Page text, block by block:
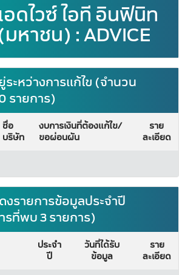
ดไวซ์ ไอที อินฟินิท
หาชน) : ADVICE
ะหว่างการแก้ไข (จำนวน
รายการ)
ชื่อ
บริษัท
งบการเงินที่ต้องแก้ไข/
ขอผ่อนผัน
ราย
ละเอียด
งรายการข้อมูลประจำปี
รที่พบ 3 รายการ)
ประจำ
ปี
วันที่ได้รับ
ข้อมูล
ราย
ละเอียด